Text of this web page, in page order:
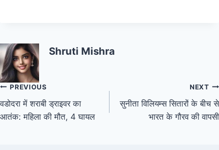
Shruti Mishra
PREVIOUS
वडोदरा में शराबी ड्राइवर का
आतंक: महिला की मौत, 4 घायल
NEXT
सुनीता विलियम्स सितारों के बीच से
भारत के गौरव की वापसी